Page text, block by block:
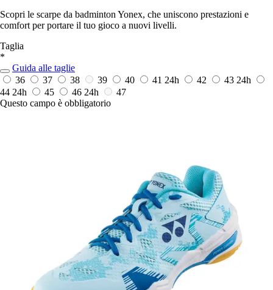
Scopri le scarpe da badminton Yonex, che uniscono prestazioni e
comfort per portare il tuo gioco a nuovi livelli.
Taglia
*
Guida alle taglie
36
37 38 39 40 41 24h 42 43 24h
44 24h 45 46 24h
47
Questo campo è obbligatorio